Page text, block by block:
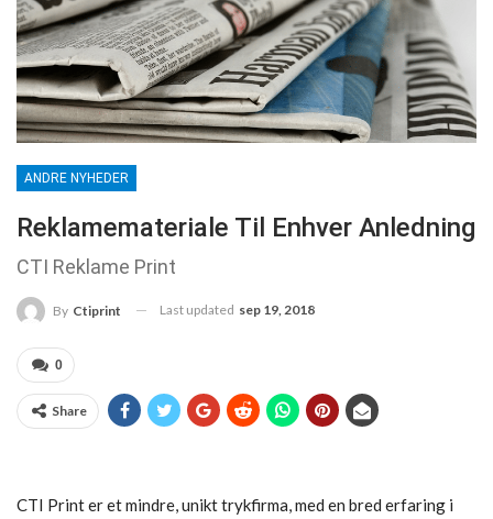
ANDRE NYHEDER
Reklamemateriale Til Enhver Anledning
CTI Reklame Print
By Ctiprint Last updated sep 19, 2018
0
Share
CTI Print er et mindre, unikt trykfirma, med en bred erfaring i